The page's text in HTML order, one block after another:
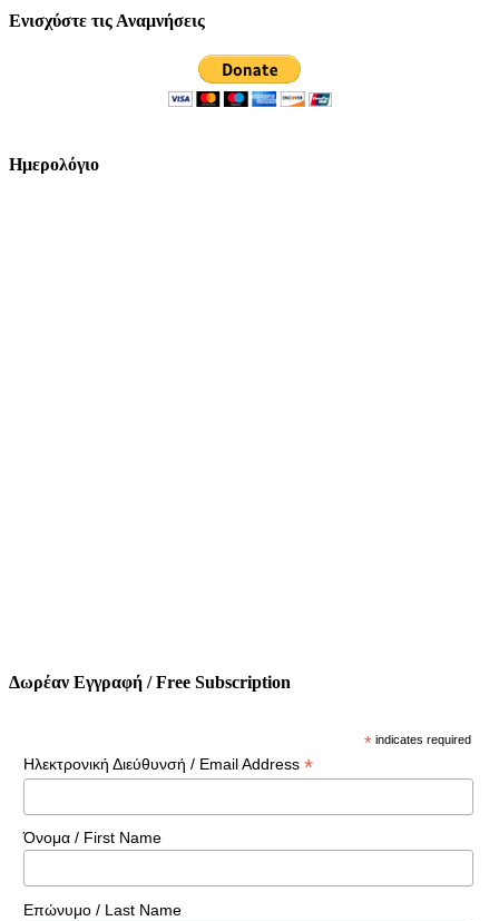
Ενισχύστε τις Αναμνήσεις
Ημερολόγιο
Δωρέαν Εγγραφή / Free Subscription
* indicates required
Ηλεκτρονική Διεύθυνσή / Email Address *
Όνομα / First Name
Επώνυμο / Last Name